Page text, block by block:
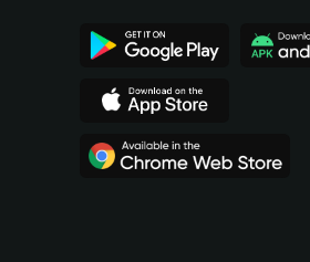
Español (Argentina)